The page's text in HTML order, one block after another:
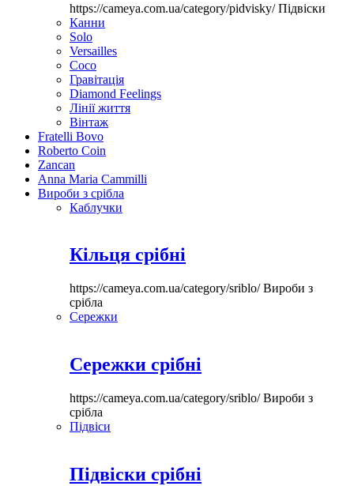
https://cameya.com.ua/category/pidvisky/Підвіски
Канни
Solo
Versailles
Coco
Гравітація
Diamond Feelings
Лінії життя
Вінтаж
Fratelli Bovo
Roberto Coin
Zancan
Anna Maria Cammilli
Вироби з срібла
Каблучки
Кільця срібні
https://cameya.com.ua/category/sriblo/Вироби з
срібла
Сережки
Сережки срібні
https://cameya.com.ua/category/sriblo/Вироби з
срібла
Підвіси
Підвіски срібні